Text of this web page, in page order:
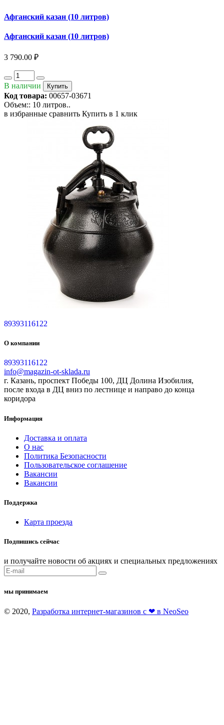
Афганский казан (10 литров)
Афганский казан (10 литров)
3 790.00 ₽
В наличии Купить
Код товара: 00657-03671
Объем:: 10 литров..
в избранные сравнить Купить в 1 клик
89393116122
О компании
89393116122
info@magazin-ot-sklada.ru
г. Казань, проспект Победы 100, ДЦ Долина Изобилия,
после входа в ДЦ вниз по лестнице и направо до конца
коридора
Информация
Доставка и оплата
О нас
Политика Безопасности
Пользовательское соглашение
Вакансии
Вакансии
Поддержка
Карта проезда
Подпишись сейчас
и получайте новости об акциях и специальных предложениях
мы принимаем
© 2020, Разработка интернет-магазинов с ❤ в NeoSeo